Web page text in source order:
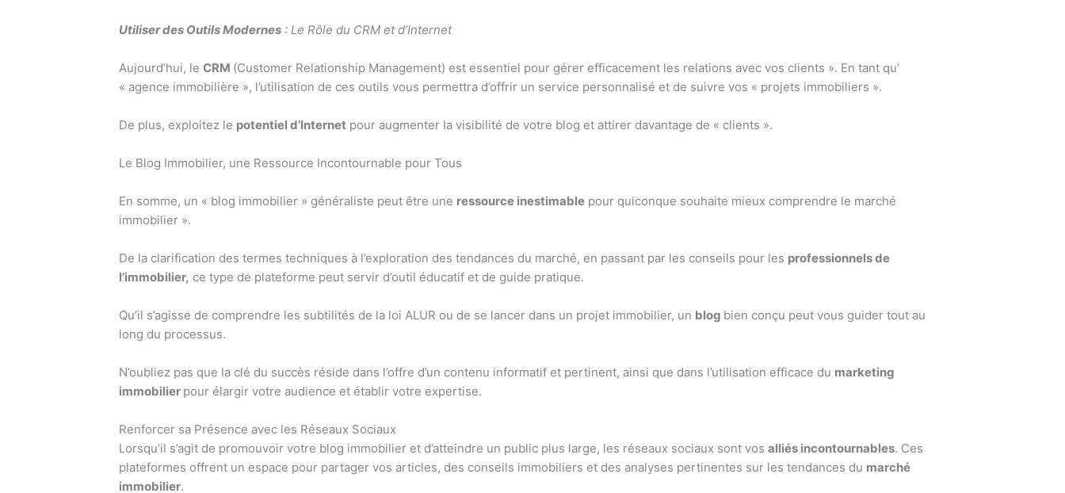
Utiliser des Outils Modernes: Le Rôle du CRM et d’Internet
Aujourd’hui, le CRM (Customer Relationship Management) est essentiel pour gérer efficacement les relations avec vos clients ». En tant qu’
« agence immobilière », l’utilisation de ces outils vous permettra d’offrir un service personnalisé et de suivre vos « projets immobiliers ».
De plus, exploitez le potentiel d’Internetpour augmenter la visibilité de votre blog et attirer davantage de « clients ».
Le Blog Immobilier, une Ressource Incontournable pour Tous
En somme, un « blog immobilier » généraliste peut être une ressource inestimablepour quiconque souhaite mieux comprendre le marché
immobilier ».
De la clarification des termes techniques à l’exploration des tendances du marché, en passant par les conseils pour les professionnels de
l’immobilier, ce type de plateforme peut servir d’outil éducatif et de guide pratique.
Qu’il s’agisse de comprendre les subtilités de la loi ALUR ou de se lancer dans un projet immobilier, un blog bien conçu peut vous guider tout au
long du processus.
N’oubliez pas que la clé du succès réside dans l’offre d’un contenu informatif et pertinent, ainsi que dans l’utilisation efficace du marketing
immobilier pour élargir votre audience et établir votre expertise.
Renforcer sa Présence avec les Réseaux Sociaux
Lorsqu’il s’agit de promouvoir votre blog immobilier et d’atteindre un public plus large, les réseaux sociaux sont vos alliés incontournables. Ces
plateformes offrent un espace pour partager vos articles, des conseils immobiliers et des analyses pertinentes sur les tendances du marché
immobilier.